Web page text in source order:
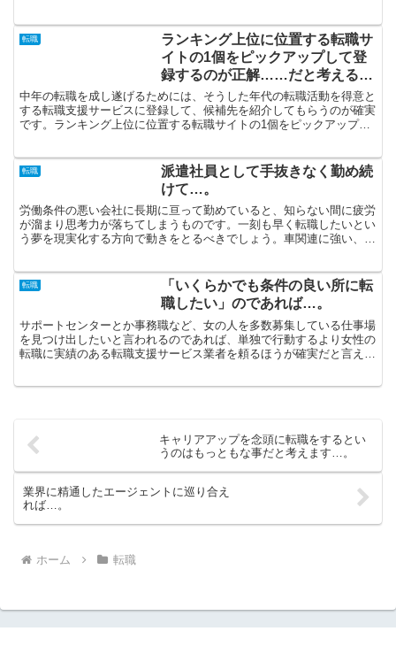
転職
ランキング上位に位置する転職サ
イトの1個をピックアップして登
録するのが正解……だと考えるの
は間違いです…。
中年の転職を成し遂げるためには、そうした年代の転職活動を得意と
する転職支援サービスに登録して、候補先を紹介してもらうのが確実
です。ランキング上位に位置する転職サイトの1個をピックアップし
転職
派遣社員として手抜きなく勤め続
けて…。
労働条件の悪い会社に長期に亘って勤めていると、知らない間に疲労
が溜まり思考力が落ちてしまうものです。一刻も早く転職したいとい
う夢を現実化する方向で動きをとるべきでしょう。車関連に強い、中
転職
「いくらかでも条件の良い所に転
職したい」のであれば…。
サポートセンターとか事務職など、女の人を多数募集している仕事場
を見つけ出したいと言われるのであれば、単独で行動するより女性の
転職に実績のある転職支援サービス業者を頼るほうが確実だと言えま
キャリアアップを念頭に転職をするとい
うのはもっともな事だと考えます…。
業界に精通したエージェントに巡り合え
れば…。
ホーム 転職